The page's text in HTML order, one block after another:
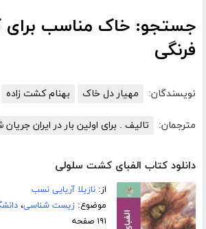
جستجو: خاک مناسب
فرنگی
نویسندگان: مهیار دل خاک بهنام کشت زاده
مترجمان: تالیف . برای اولین بار در ایران
دانلود کتاب الفبای کشت سلولی
از:نازیلا آریایی نسب
موضوع:زیست شناسی،
۱۹۱ صفحه